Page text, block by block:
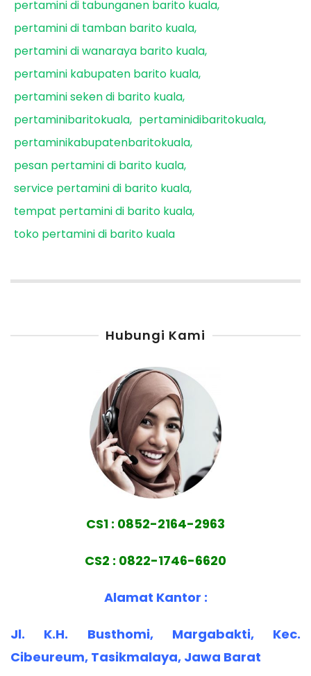
pertamini di tabunganen barito kuala
pertamini di tamban barito kuala
pertamini di wanaraya barito kuala
pertamini kabupaten barito kuala
pertamini seken di barito kuala
pertaminibaritokuala
pertaminidibaritokuala
pertaminikabupatenbaritokuala
pesan pertamini di barito kuala
service pertamini di barito kuala
tempat pertamini di barito kuala
toko pertamini di barito kuala
Hubungi Kami
CS1 : 0852-2164-2963
CS2 : 0822-1746-6620
Alamat Kantor :
Jl. K.H. Busthomi, Margabakti, Kec.
Cibeureum, Tasikmalaya, Jawa Barat